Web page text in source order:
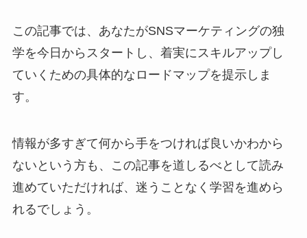
この記事では、あなたがSNSマーケティングの独
学を今日からスタートし、着実にスキルアップし
ていくための具体的なロードマップを提示しま
す。
情報が多すぎて何から手をつければ良いかわから
ないという方も、この記事を道しるべとして読み
進めていただければ、迷うことなく学習を進めら
れるでしょう。